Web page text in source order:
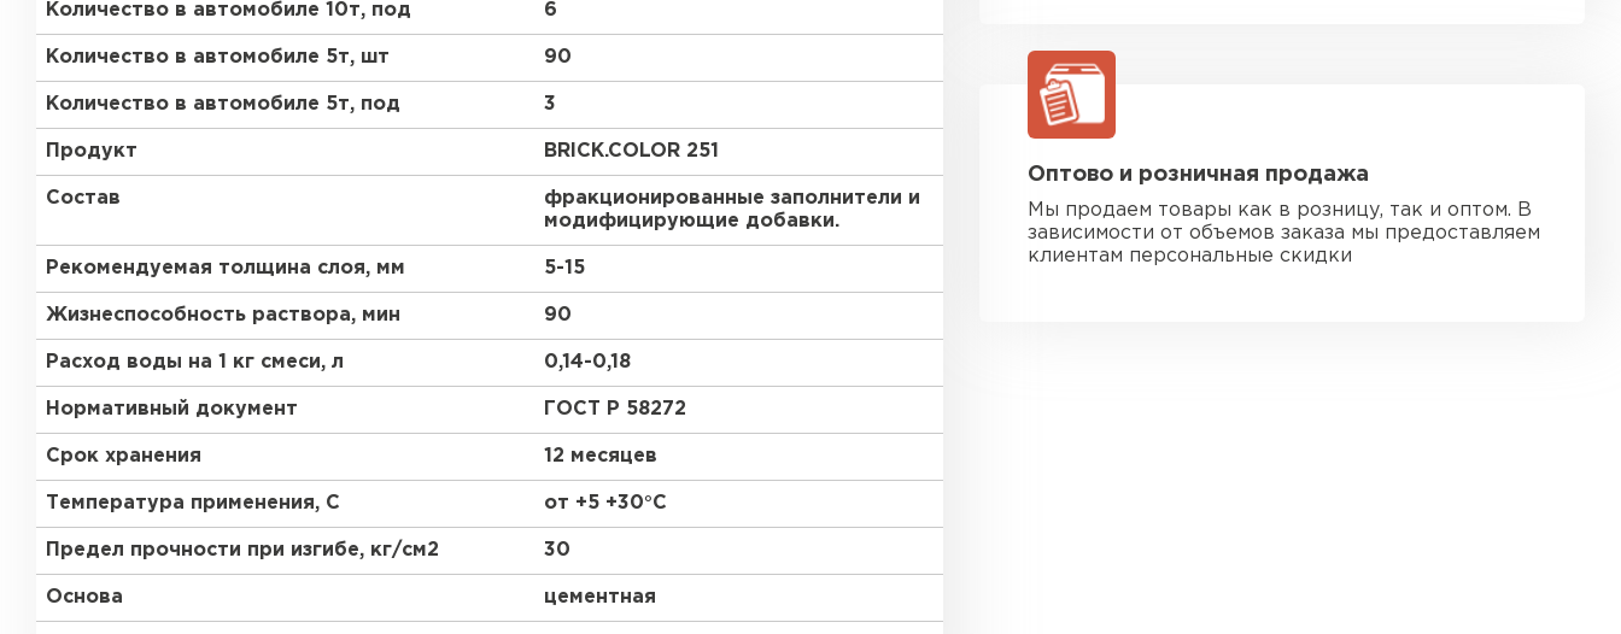
Количество в автомобиле 10т, под 6
Количество в автомобиле 5т, шт 90
Количество в автомобиле 5т, под 3
Продукт BRICK.COLOR 251
Состав
фракционированные заполнители и
модифицирующие добавки.
Рекомендуемая толщина слоя, мм 5-15
Жизнеспособность раствора, мин 90
Расход воды на 1 кг смеси, л 0,14-0,18
Нормативный документ ГОСТ Р 58272
Срок хранения 12 месяцев
Температура применения, С от +5 +30°С
Предел прочности при изгибе, кг/см2 30
Основа цементная
Оптово и розничная продажа
Мы продаем товары как в розницу, так и оптом. В
зависимости от объемов заказа мы предоставляем
клиентам персональные скидки